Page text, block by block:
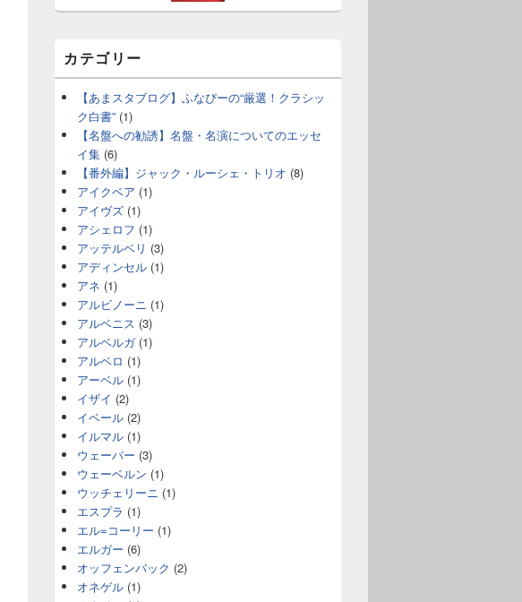
カテゴリー
【あまスタブログ】ふなぴーの“厳選！クラシッ
ク白書” (1)
【名盤への勧誘】名盤・名演についてのエッセ
イ集 (6)
【番外編】ジャック・ルーシェ・トリオ (8)
アイクベア (1)
アイヴズ (1)
アシェロフ (1)
アッテルベリ (3)
アディンセル (1)
アネ (1)
アルビノーニ (1)
アルベニス (3)
アルベルガ(1)
アルベロ (1)
アーベル (1)
イザイ (2)
イベール (2)
イルマル (1)
ウェーバー (3)
ウェーベルン (1)
ウッチェリーニ (1)
エスプラ (1)
エル=コーリー (1)
エルガー (6)
オッフェンバック (2)
オネゲル (1)